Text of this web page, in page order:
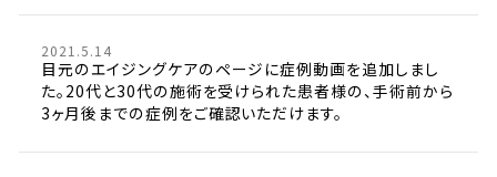
2021.5.14
目元のエイジングケアのページに症例動画を追加しまし
た。20代と30代の施術を受けられた患者様の、手術前から
3ヶ月後までの症例をご確認いただけます。